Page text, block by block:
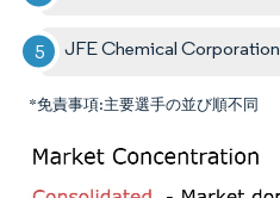
JFE Chemical Corporation
*免責事項:主要選手の並び順不同